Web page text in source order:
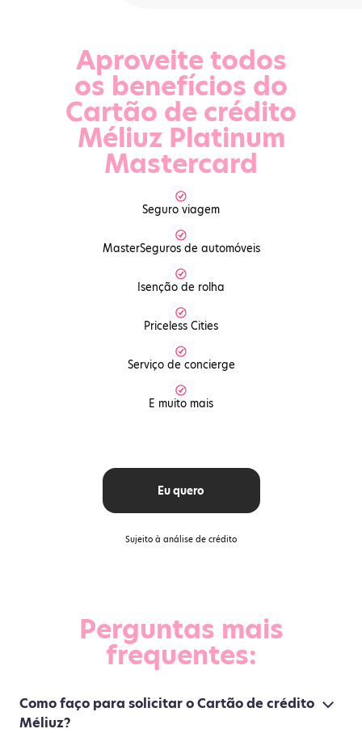
Aproveite todos
os benefícios do
Cartão de crédito
Méliuz Platinum
Mastercard
Seguro viagem
MasterSeguros de automóveis
Isenção de rolha
Priceless Cities
Serviço de concierge
E muito mais
Eu quero
Sujeito à análise de crédito
Perguntas mais
frequentes:
Como faço para solicitar o Cartão de crédito
Méliuz?